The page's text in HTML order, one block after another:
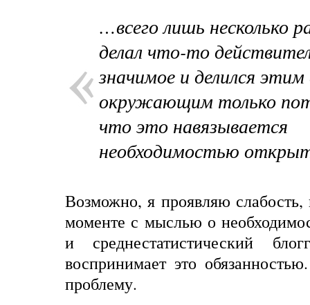
…всего лишь несколько
делал что-то
значимое и делился этим
окружающим только
что это навязывается
необходимостью
Возможно, я проявляю
моменте с мыслью о
и среднестатистический
воспринимает это
проблему.